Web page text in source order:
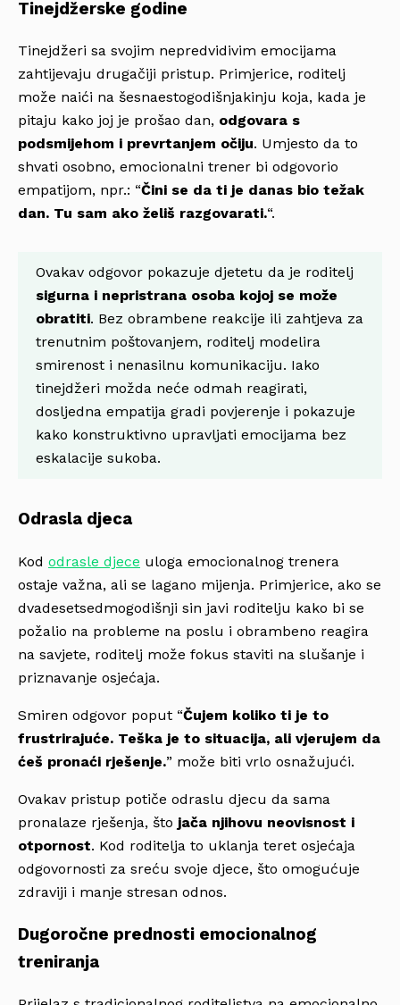
Tinejdžerske godine
Tinejdžeri sa svojim nepredvidivim emocijama
zahtijevaju drugačiji pristup. Primjerice, roditelj
može naići na šesnaestogodišnjakinju koja, kada je
pitaju kako joj je prošao dan, odgovara s
podsmijehom i prevrtanjem očiju. Umjesto da to
shvati osobno, emocionalni trener bi odgovorio
empatijom, npr.: “Čini se da ti je danas bio težak
dan. Tu sam ako želiš razgovarati.“.
Ovakav odgovor pokazuje djetetu da je roditelj
sigurna i nepristrana osoba kojoj se može
obratiti. Bez obrambene reakcije ili zahtjeva za
trenutnim poštovanjem, roditelj modelira
smirenost i nenasilnu komunikaciju. Iako
tinejdžeri možda neće odmah reagirati,
dosljedna empatija gradi povjerenje i pokazuje
kako konstruktivno upravljati emocijama bez
eskalacije sukoba.
Odrasla djeca
Kod odrasle djece uloga emocionalnog trenera
ostaje važna, ali se lagano mijenja. Primjerice, ako se
dvadesetsedmogodišnji sin javi roditelju kako bi se
požalio na probleme na poslu i obrambeno reagira
na savjete, roditelj može fokus staviti na slušanje i
priznavanje osjećaja.
Smiren odgovor poput “Čujem koliko ti je to
frustrirajuće. Teška je to situacija, ali vjerujem da
ćeš pronaći rješenje.” može biti vrlo osnažujući.
Ovakav pristup potiče odraslu djecu da sama
pronalaze rješenja, što jača njihovu neovisnost i
otpornost. Kod roditelja to uklanja teret osjećaja
odgovornosti za sreću svoje djece, što omogućuje
zdraviji i manje stresan odnos.
Dugoročne prednosti emocionalnog
treniranja